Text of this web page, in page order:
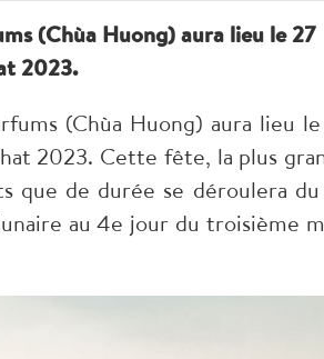
(Chùa Huong) aura lieu le 27
2023.
(Chùa Huong) aura lieu
2023. Cette fête, la plus
que de durée se déroulera
au 4e jour du troisième